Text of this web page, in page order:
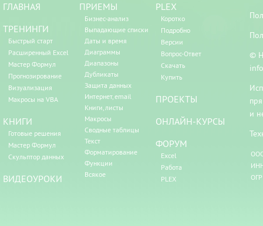
ГЛАВНАЯ
ТРЕНИНГИ
Быстрый старт
Расширенный Excel
Мастер Формул
Прогнозирование
Визуализация
Макросы на VBA
КНИГИ
Готовые решения
Мастер Формул
Скульптор данных
ВИДЕОУРОКИ
ПРИЕМЫ
Бизнес-анализ
Выпадающие списки
Даты и время
Диаграммы
Диапазоны
Дубликаты
Защита данных
Интернет, email
Книги, листы
Макросы
Сводные таблицы
Текст
Форматирование
Функции
Всякое
PLEX
Коротко
Подробно
Версии
Вопрос-Ответ
Скачать
Купить
ПРОЕКТЫ
ОНЛАЙН-КУРСЫ
ФОРУМ
Excel
Работа
PLEX
©
и